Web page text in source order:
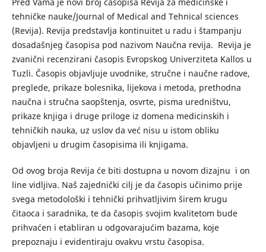
tehničke nauke/Journal of Medical and Tehnical sciences
(Revija). Revija predstavlja kontinuitet u radu i štampanju
dosadašnjeg časopisa pod nazivom Naučna revija. Revija je
zvanični recenzirani časopis Evropskog Univerziteta Kallos u
Tuzli. Časopis objavljuje uvodnike, stručne i naučne radove,
preglede, prikaze bolesnika, lijekova i metoda, prethodna
naučna i stručna saopštenja, osvrte, pisma uredništvu,
prikaze knjiga i druge priloge iz domena medicinskih i
tehničkih nauka, uz uslov da već nisu u istom obliku
objavljeni u drugim časopisima ili knjigama.
Od ovog broja Revija će biti dostupna u novom dizajnu i on
line vidljiva. Naš zajednički cilj je da časopis učinimo prije
svega metodološki i tehnički prihvatljivim širem krugu
čitaoca i saradnika, te da časopis svojim kvalitetom bude
prihvaćen i etabliran u odgovarajućim bazama, koje
prepoznaju i evidentiraju ovakvu vrstu časopisa.